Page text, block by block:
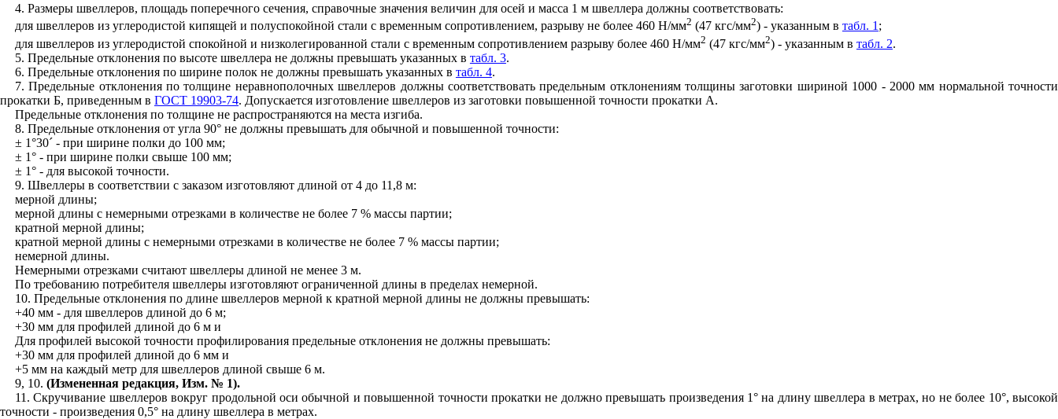
4. Размеры швеллеров, площадь поперечного сечения, справочные значения величин для осей и масса 1 м швеллера должны соответствовать:
для швеллеров из углеродистой кипящей и полуспокойной стали с временным сопротивлением, разрыву не более 460 Н/мм2 (47 кгс/мм2) - указанным в табл. 1 ;
для швеллеров из углеродистой спокойной и низколегированной стали с временным сопротивлением разрыву более 460 Н/мм2 (47 кгс/мм2) - указанным в табл. 2.
5. Предельные отклонения по высоте швеллера не должны превышать указанных в табл. 3.
6. Предельные отклонения по ширине полок не должны превышать указанных в табл. 4.
7. Предельные отклонения по толщине неравнополочных швеллеров должны соответствовать предельным отклонениям толщины заготовки шириной 1000 - 2000 мм нормальной точности
прокатки Б, приведенным в ГОСТ 19903-74. Допускается изготовление швеллеров из заготовки повышенной точности прокатки А.
Предельные отклонения по толщине не распространяются на места изгиба.
8. Предельные отклонения от угла 90° не должны превышать для обычной и повышенной точности:
± 1°30´ - при ширине полки до 100 мм;
± 1° - при ширине полки свыше 100 мм;
± 1° - для высокой точности.
9. Швеллеры в соответствии с заказом изготовляют длиной от 4 до 11,8 м:
мерной длины;
мерной длины с немерными отрезками в количестве не более 7 % массы партии;
кратной мерной длины;
кратной мерной длины с немерными отрезками в количестве не более 7 % массы партии;
немерной длины.
Немерными отрезками считают швеллеры длиной не менее 3 м.
По требованию потребителя швеллеры изготовляют ограниченной длины в пределах немерной.
10. Предельные отклонения по длине швеллеров мерной к кратной мерной длины не должны превышать:
+40 мм - для швеллеров длиной до 6 м;
+30 мм для профилей длиной до 6 м и
Для профилей высокой точности профилирования предельные отклонения не должны превышать:
+30 мм для профилей длиной до 6 мм и
+5 мм на каждый метр для швеллеров длиной свыше 6 м.
9, 10. (Измененная редакция, Изм. № 1).
11. Скручивание швеллеров вокруг продольной оси обычной и повышенной точности прокатки не должно превышать произведения 1° на длину швеллера в метрах, но не более 10°, высокой
точности - произведения 0,5° на длину швеллера в метрах.